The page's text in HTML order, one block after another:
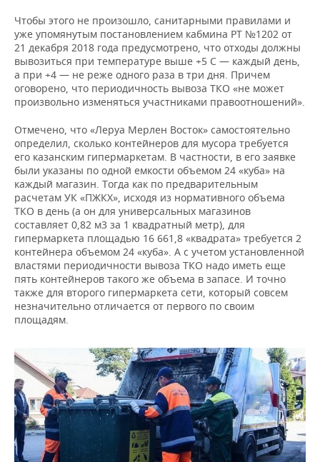
Чтобы этого не произошло, санитарными правилами и
уже упомянутым постановлением кабмина РТ №1202 от
21 декабря 2018 года предусмотрено, что отходы должны
вывозиться при температуре выше +5 С — каждый день,
а при +4 — не реже одного раза в три дня. Причем
оговорено, что периодичность вывоза ТКО «не может
произвольно изменяться участниками правоотношений».
Отмечено, что «Леруа Мерлен Восток» самостоятельно
определил, сколько контейнеров для мусора требуется
его казанским гипермаркетам. В частности, в его заявке
были указаны по одной емкости объемом 24 «куба» на
каждый магазин. Тогда как по предварительным
расчетам УК «ПЖКХ», исходя из нормативного объема
ТКО в день (а он для универсальных магазинов
составляет 0,82 м3 за 1 квадратный метр), для
гипермаркета площадью 16 661,8 «квадрата» требуется 2
контейнера объемом 24 «куба». А с учетом установленной
властями периодичности вывоза ТКО надо иметь еще
пять контейнеров такого же объема в запасе. И точно
также для второго гипермаркета сети, который совсем
незначительно отличается от первого по своим
площадям.